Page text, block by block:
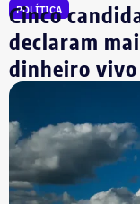
liminar, porém, o
garantiu a
que o mérito da
Segundo as
combustível quase
matéria-prima e
unidade fantasma
POLÍTICA
Cinco
declaram
dinheiro vivo